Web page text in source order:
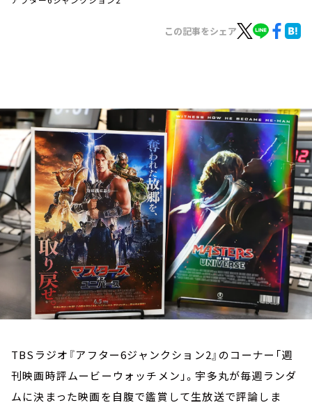
イベント・グッズ
YouTube
会社情報
この記事をシェア
TBSラジオ『アフター6ジャンクション2』のコーナー「週
刊映画時評ムービーウォッチメン」。宇多丸が毎週ランダ
ムに決まった映画を自腹で鑑賞して生放送で評論しま